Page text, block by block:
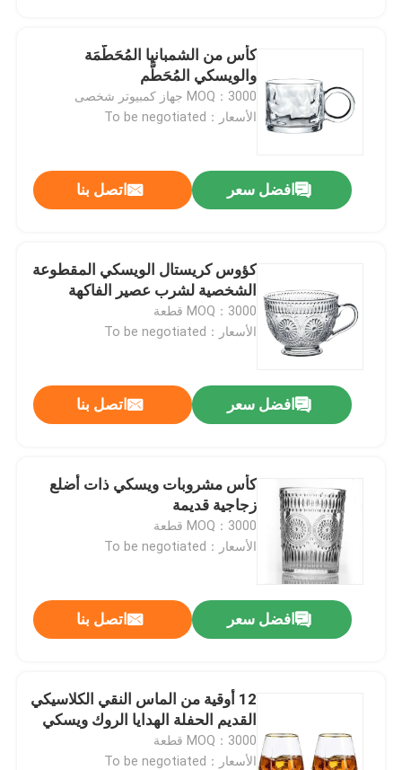
منزل
حول بنا
كأس من الشمبانيا المُحَطَّمَة
والويسكي المُحَطَّم
MOQ：3000 جهاز كمبيوتر شخصى
الأسعار：To be negotiated
افضل سعر اتصل بنا
كؤوس كريستال الويسكي المقطوعة
الشخصية لشرب عصير الفاكهة
MOQ：3000 قطعة
الأسعار：To be negotiated
افضل سعر اتصل بنا
كأس مشروبات ويسكي ذات أضلع
زجاجية قديمة
MOQ：3000 قطعة
الأسعار：To be negotiated
افضل سعر اتصل بنا
12 أوقية من الماس النقي الكلاسيكي
القديم الحفلة الهدايا الروك ويسكي
MOQ：3000 قطعة
الأسعار：To be negotiated